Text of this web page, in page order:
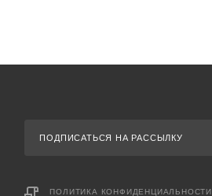
ПОДПИСАТЬСЯ НА РАССЫЛКУ
ПОЛИТИКА КОНФИДЕНЦИАЛЬНОСТИ